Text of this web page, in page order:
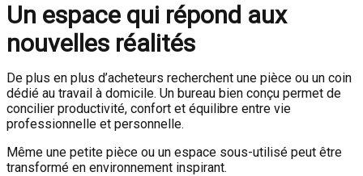
Un espace qui répond aux
nouvelles réalités
De plus en plus d’acheteurs recherchent une pièce ou un coin
dédié au travail à domicile. Un bureau bien conçu permet de
concilier productivité, confort et équilibre entre vie
professionnelle et personnelle.
Même une petite pièce ou un espace sous-utilisé peut être
transformé en environnement inspirant.